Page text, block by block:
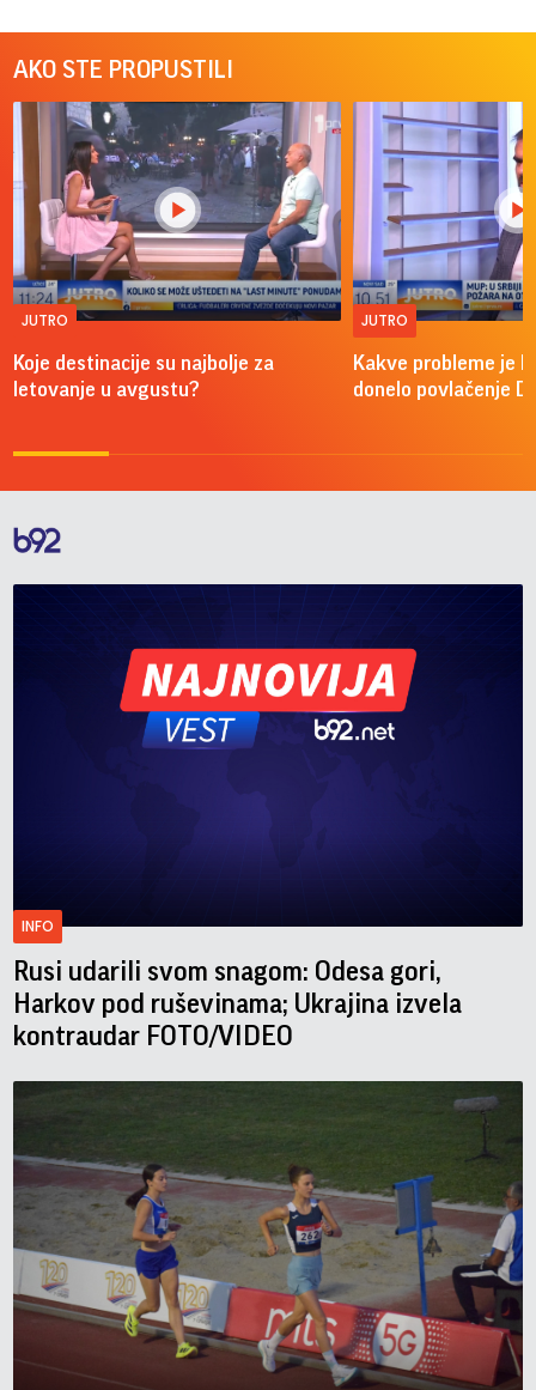
AKO STE PROPUSTILI
JUTRO
Koje destinacije su najbolje za
letovanje u avgustu?
JUTRO
Kakve probleme je
donelo povlačenje
INFO
Rusi udarili svom snagom: Odesa gori,
Harkov pod ruševinama; Ukrajina izvela
kontraudar FOTO/VIDEO